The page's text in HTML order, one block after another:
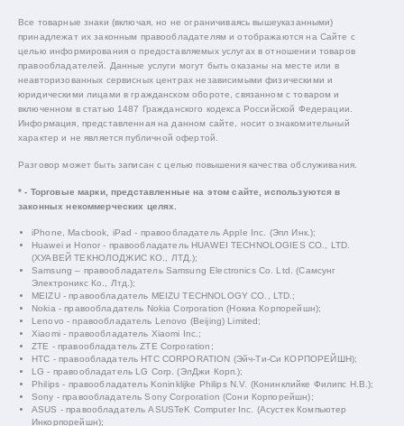
Все товарные знаки (включая, но не ограничиваясь вышеуказанными)
принадлежат их законным правообладателям и отображаются на Сайте с
целью информирования о предоставляемых услугах в отношении товаров
правообладателей. Данные услуги могут быть оказаны на месте или в
неавторизованных сервисных центрах независимыми физическими и
юридическими лицами в гражданском обороте, связанном с товаром и
включенном в статью 1487 Гражданского кодекса Российской Федерации.
Информация, представленная на данном сайте, носит ознакомительный
характер и не является публичной офертой.
Разговор может быть записан с целью повышения качества обслуживания.
* - Торговые марки, представленные на этом сайте, используются в
законных некоммерческих целях.
iPhone, Macbook, iPad - правообладатель Apple Inc. (Эпл Инк.);
Huawei и Honor - правообладатель HUAWEI TECHNOLOGIES CO., LTD.
(ХУАВЕЙ ТЕКНОЛОДЖИС КО., ЛТД.);
Samsung – правообладатель Samsung Electronics Co. Ltd. (Самсунг
Электроникс Ко., Лтд.);
MEIZU - правообладатель MEIZU TECHNOLOGY CO., LTD.;
Nokia - правообладатель Nokia Corporation (Нокиа Корпорейшн);
Lenovo - правообладатель Lenovo (Beijing) Limited;
Xiaomi - правообладатель Xiaomi Inc.;
ZTE - правообладатель ZTE Corporation;
HTC - правообладатель HTC CORPORATION (Эйч-Ти-Си КОРПОРЕЙШН);
LG - правообладатель LG Corp. (ЭлДжи Корп.);
Philips - правообладатель Koninklijke Philips N.V. (Конинклийке Филипс Н.В.);
Sony - правообладатель Sony Corporation (Сони Корпорейшн);
ASUS - правообладатель ASUSTeK Computer Inc. (Асустек Компьютер
Инкорпорейшн);